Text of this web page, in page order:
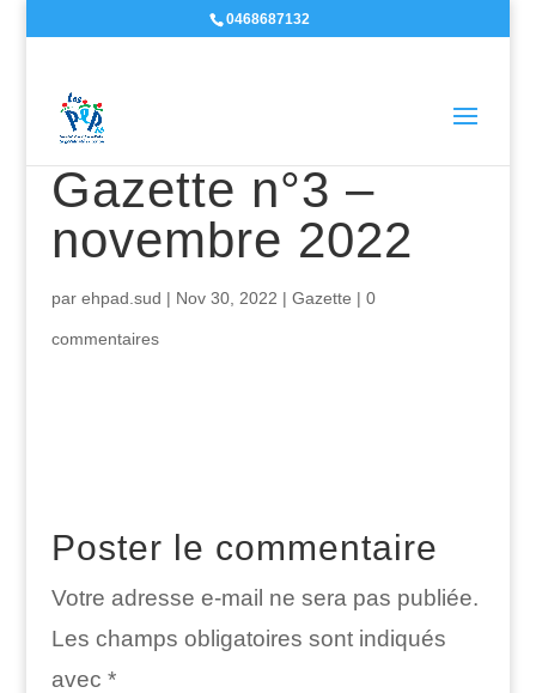
0468687132
Gazette n°3 –
novembre 2022
par ehpad.sud | Nov 30, 2022 | Gazette | 0
commentaires
Poster le commentaire
Votre adresse e-mail ne sera pas publiée.
Les champs obligatoires sont indiqués
avec *